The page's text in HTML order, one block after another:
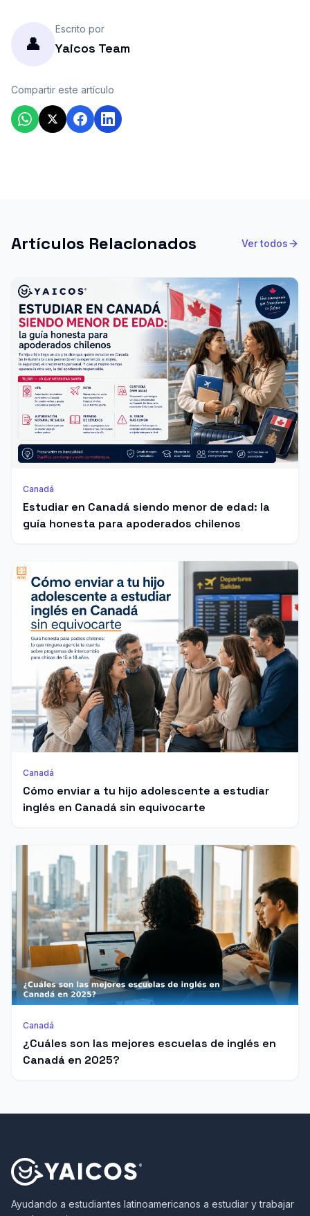
👤
Escrito por
Yaicos Team
Compartir este artículo
Artículos Relacionados Ver todos
Canadá
Estudiar en Canadá siendo menor de edad: la
guía honesta para apoderados chilenos
Canadá
Cómo enviar a tu hijo adolescente a estudiar
inglés en Canadá sin equivocarte
Canadá
¿Cuáles son las mejores escuelas de inglés en
Canadá en 2025?
Ayudando a estudiantes latinoamericanos a estudiar y trabajar